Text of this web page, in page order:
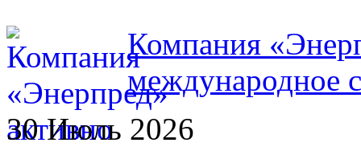
Компания
международное
30 Июль 2026